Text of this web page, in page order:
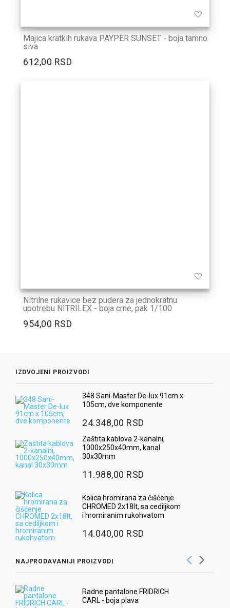
Majica kratkih rukava PAYPER SUNSET - boja tamno
siva
612,00 RSD
Nitrilne rukavice bez pudera za jednokratnu
upotrebu NITRILEX - boja crne, pak 1/100
954,00 RSD
IZDVOJENI PROIZVODI
348 Sani-Master De-lux 91cm x
105cm, dve komponente
24.348,00 RSD
Zaštita kablova 2-kanalni,
1000x250x40mm, kanal
30x30mm
11.988,00 RSD
Kolica hromirana za čišćenje
CHROMED 2x18lt, sa cediljkom
i hromiranim rukohvatom
14.040,00 RSD
NAJPRODAVANIJI PROIZVODI
Radne pantalone FRIDRICH
CARL - boja plava